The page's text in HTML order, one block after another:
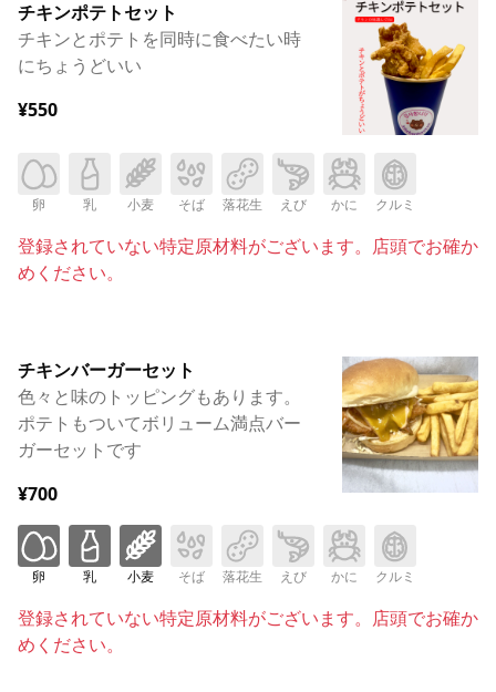
チキンポテトセット
チキンとポテトを同時に食べたい時
にちょうどいい
¥550
卵 乳 小麦 そば 落花生 えび かに クルミ
登録されていない特定原材料がございます。店頭でお確か
めください。
チキンバーガーセット
色々と味のトッピングもあります。
ポテトもついてボリューム満点バー
ガーセットです
¥700
卵 乳 小麦 そば 落花生 えび かに クルミ
登録されていない特定原材料がございます。店頭でお確か
めください。